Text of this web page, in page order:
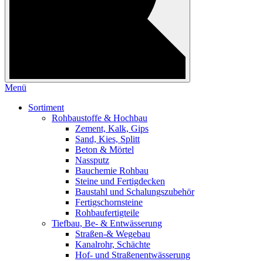
Menü
Sortiment
Rohbaustoffe & Hochbau
Zement, Kalk, Gips
Sand, Kies, Splitt
Beton & Mörtel
Nassputz
Bauchemie Rohbau
Steine und Fertigdecken
Baustahl und Schalungszubehör
Fertigschornsteine
Rohbaufertigteile
Tiefbau, Be- & Entwässerung
Straßen-& Wegebau
Kanalrohr, Schächte
Hof- und Straßenentwässerung